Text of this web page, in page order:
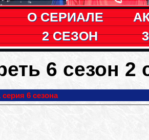
О СЕРИАЛЕ
2 СЕЗОН
6 сезон
6 сезона